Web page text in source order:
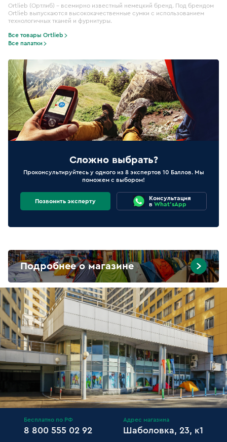
Ortlieb (Ортлиб) – всемирно известный немецкий бренд. Под брендом
Ortlieb выпускаются высококачественные сумки с использованием
технологичных тканей и фурнитуры.
Все товары Ortlieb
Все палатки
Сложно выбрать?
Проконсультируйтесь у одного из 8 экспертов 10 Баллов. Мы
поможем с выбором!
Позвонить эксперту
Консультация
в What'sApp
Подробнее о магазине
Бесплатно по РФ
8 800 555 02 92
Адрес магазина
Шаболовка, 23, к1